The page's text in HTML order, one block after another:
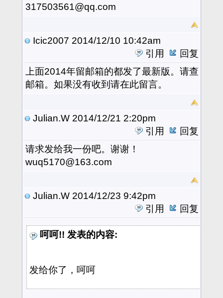
317503561@qq.com
Icic2007 2014/12/10 10:42am
引用
回复
上面2014年留邮箱的都发了最新版。请查
邮箱。如果没有收到请在此留言。
Julian.W 2014/12/21 2:20pm
引用
回复
请求发给我一份吧。谢谢！
wuq5170@163.com
Julian.W 2014/12/23 9:42pm
引用
回复
呵呵!! 发表的内容:
发给你了，呵呵